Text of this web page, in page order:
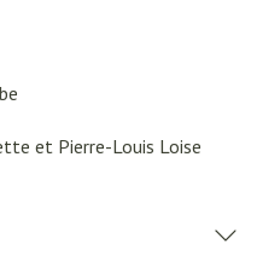
et Pierre-Louis Loise